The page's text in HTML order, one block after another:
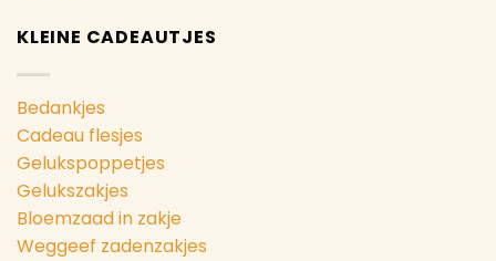
KLEINE CADEAUTJES
Bedankjes
Cadeau flesjes
Gelukspoppetjes
Gelukszakjes
Bloemzaad in zakje
Weggeef zadenzakjes